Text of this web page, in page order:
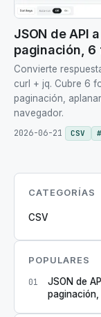
JSON de API
paginación, 6
Convierte
curl + jq. Cubre 6
paginación,
navegador.
2026-06-21
CSV #
CATEGORÍAS
CSV
POPULARES
01
JSON de